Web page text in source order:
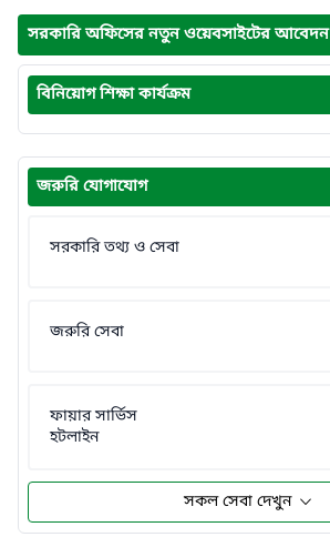
সরকারি অফিসের নতুন ওয়েবসাইটের আবেদন
বিনিয়োগ শিক্ষা কার্যক্রম
জরুরি যোগাযোগ
সরকারি তথ্য ও সেবা
জরুরি সেবা
ফায়ার সার্ভিস
হটলাইন
সকল সেবা দেখুন